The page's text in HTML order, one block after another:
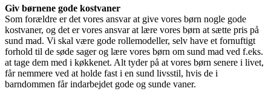
Giv børnene gode kostvaner
Som forældre er det vores ansvar at give vores børn nogle gode
kostvaner, og det er vores ansvar at lære vores børn at sætte pris på
sund mad. Vi skal være gode rollemodeller, selv have et fornuftigt
forhold til de søde sager og lære vores børn om sund mad ved f.eks.
at tage dem med i køkkenet. Alt tyder på at vores børn senere i livet,
får nemmere ved at holde fast i en sund livsstil, hvis de i
barndommen får indarbejdet gode og sunde vaner.